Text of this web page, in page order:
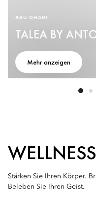
ABU DHABI
TALEA BY
Mehr anzeigen
WELLNESS
Stärken Sie Ihren Körper.
Beleben Sie Ihren Geist.